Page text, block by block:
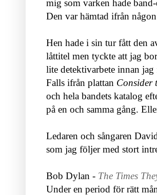
mig som varken hade
Den var hämtad ifrån
Hen hade i sin tur fått den
låttitel men tyckte att jag
lite detektivarbete innan
Falls ifrån plattan Consider
och hela bandets katalog
på en och samma gång.
Ledaren och sångaren
som jag följer med stort
Bob Dylan - The Times
Under en period för rätt